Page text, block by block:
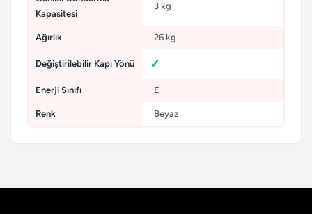
Kapasitesi
3 kg
Ağırlık 26 kg
Değiştirilebilir Kapı Yönü
Enerji Sınıfı E
Renk Beyaz